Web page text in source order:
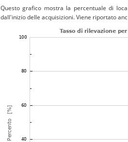
Questo grafico mostra la percentuale di
dall'inizio delle acquisizioni. Viene riportato